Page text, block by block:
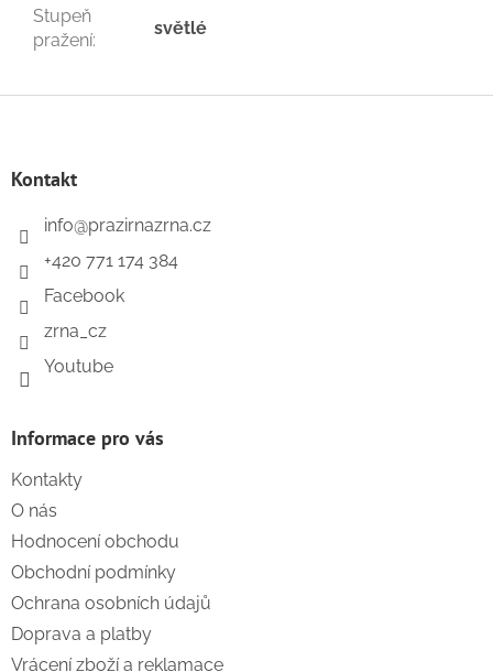
Stupeň
pražení:
světlé
Z
Kontakt
info@prazirnazrna.cz
+420 771 174 384
Facebook
zrna_cz
Youtube
Informace pro vás
Kontakty
O nás
Hodnocení obchodu
Obchodní podmínky
Ochrana osobních údajů
Doprava a platby
Vrácení zboží a reklamace